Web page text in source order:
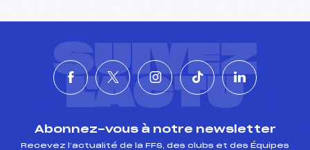
SUIVEZ
L'ACTU
Abonnez-vous à notre newsletter
Recevez l’actualité de la FFS, des clubs et des Équipes